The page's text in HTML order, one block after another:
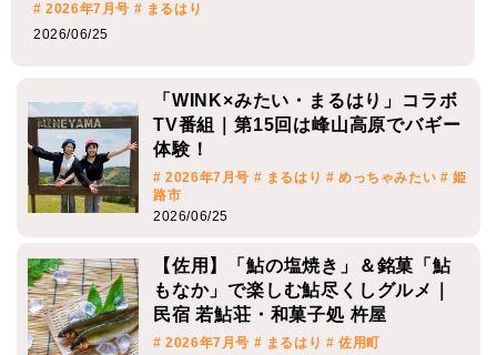
# 2026年7月号 # まるはり
2026/06/25
「WINK×みたい・まるはり」コラボ
TV番組｜第15回は峰山高原でバギー
体験！
# 2026年7月号 # まるはり # めっちゃみたい # 姫
路市
2026/06/25
【佐用】「鮎の塩焼き」＆銘菓「鮎
もなか」で楽しむ鮎尽くしグルメ｜
民宿 若鮎荘・和菓子処 杵屋
# 2026年7月号 # まるはり # 佐用町